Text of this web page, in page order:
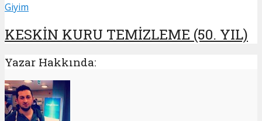
Giyim
KESKİN KURU TEMİZLEME (50. YIL)
Yazar Hakkında: